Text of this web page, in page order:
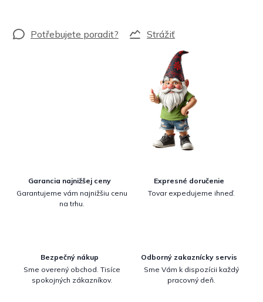
Strážiť
Garancia najnižšej ceny
Garantujeme vám najnižšiu cenu
na trhu.
Expresné doručenie
Tovar expedujeme ihneď.
Bezpečný nákup
Sme overený obchod. Tisíce
spokojných zákazníkov.
Odborný zakaznícky servis
Sme Vám k dispozícii každý
pracovný deň.